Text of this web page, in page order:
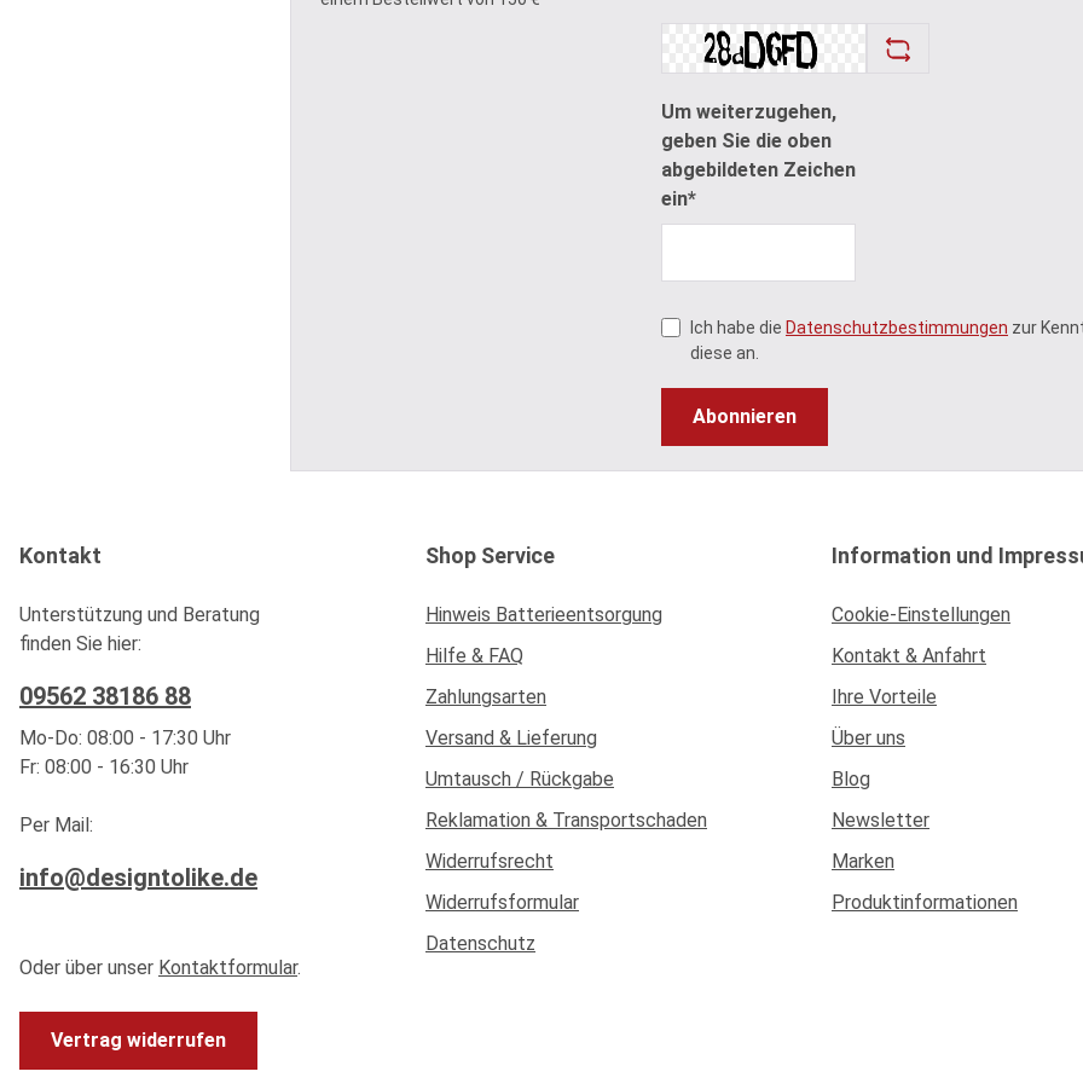
Um weiterzugehen,
geben Sie die oben
abgebildeten Zeichen
ein*
Ich habe die Datenschutzbestimmungen zur
diese an.
Abonnieren
Kontakt
Unterstützung und Beratung
finden Sie hier:
09562 38186 88
Mo-Do: 08:00 - 17:30 Uhr
Fr: 08:00 - 16:30 Uhr
Per Mail:
info@designtolike.de
Oder über unser Kontaktformular.
Vertrag widerrufen
Shop Service
Hinweis Batterieentsorgung
Hilfe & FAQ
Zahlungsarten
Versand & Lieferung
Umtausch / Rückgabe
Reklamation & Transportschaden
Widerrufsrecht
Widerrufsformular
Datenschutz
Information und
Cookie-Einstellungen
Kontakt & Anfahrt
Ihre Vorteile
Über uns
Blog
Newsletter
Marken
Produktinformationen